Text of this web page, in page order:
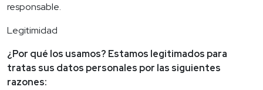
responsable.
Legitimidad
¿Por qué los usamos? Estamos legitimados para
tratas sus datos personales por las siguientes
razones: